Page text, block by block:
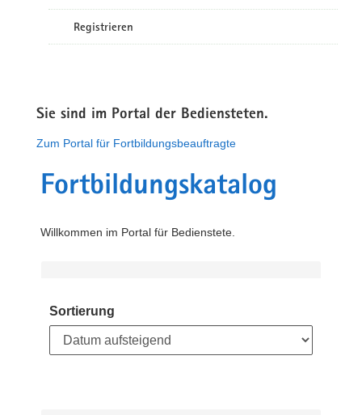
Registrieren
Sie sind im Portal der Bediensteten.
Zum Portal für Fortbildungsbeauftragte
Fortbildungskatalog
Willkommen im Portal für Bedienstete.
Sortierung